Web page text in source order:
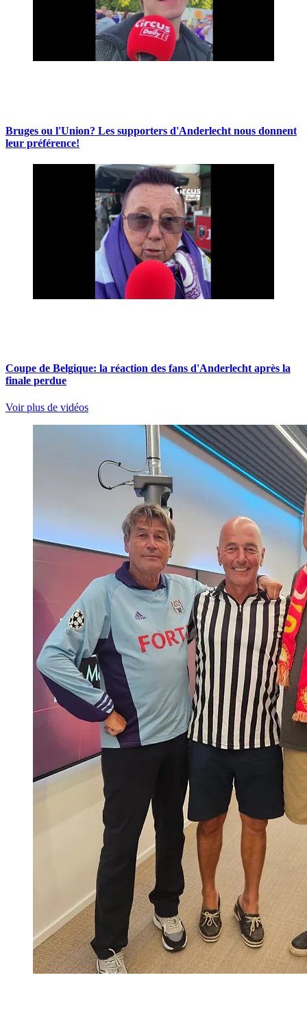
Bruges ou l'Union? Les supporters d'Anderlecht nous donnent
leur préférence!
Coupe de Belgique: la réaction des fans d'Anderlecht après la
finale perdue
Voir plus de vidéos